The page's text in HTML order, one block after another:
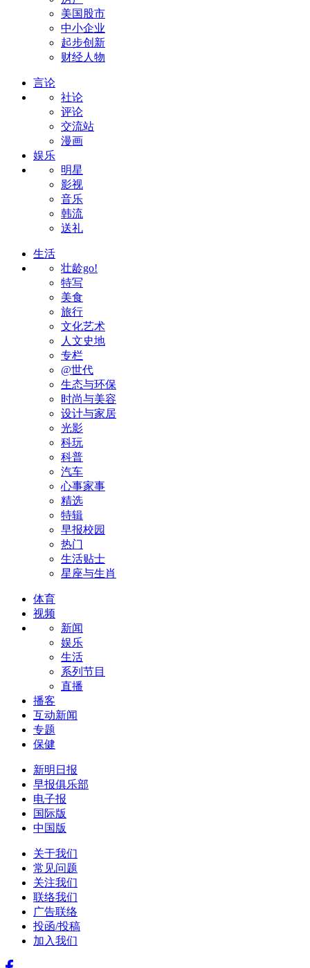
美国股市
中小企业
起步创新
财经人物
言论
社论
评论
交流站
漫画
娱乐
明星
影视
音乐
韩流
送礼
生活
壮龄go!
特写
美食
旅行
文化艺术
人文史地
专栏
@世代
生态与环保
时尚与美容
设计与家居
光影
科玩
科普
汽车
心事家事
精选
特辑
早报校园
热门
生活贴士
星座与生肖
体育
视频
新闻
娱乐
生活
系列节目
直播
播客
互动新闻
专题
保健
新明日报
早报俱乐部
电子报
国际版
中国版
关于我们
常见问题
关注我们
联络我们
广告联络
投函/投稿
加入我们